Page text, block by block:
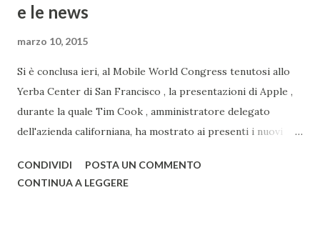
e le news
marzo 10, 2015
Si è conclusa ieri, al Mobile World Congress tenutosi allo
Yerba Center di San Francisco , la presentazioni di Apple ,
durante la quale Tim Cook , amministratore delegato
dell'azienda californiana, ha mostrato ai presenti i nuovi
Watch , smartwatch disponibile in 3 versioni (Watch, Sport,
CONDIVIDI
POSTA UN COMMENTO
CONTINUA A LEGGERE